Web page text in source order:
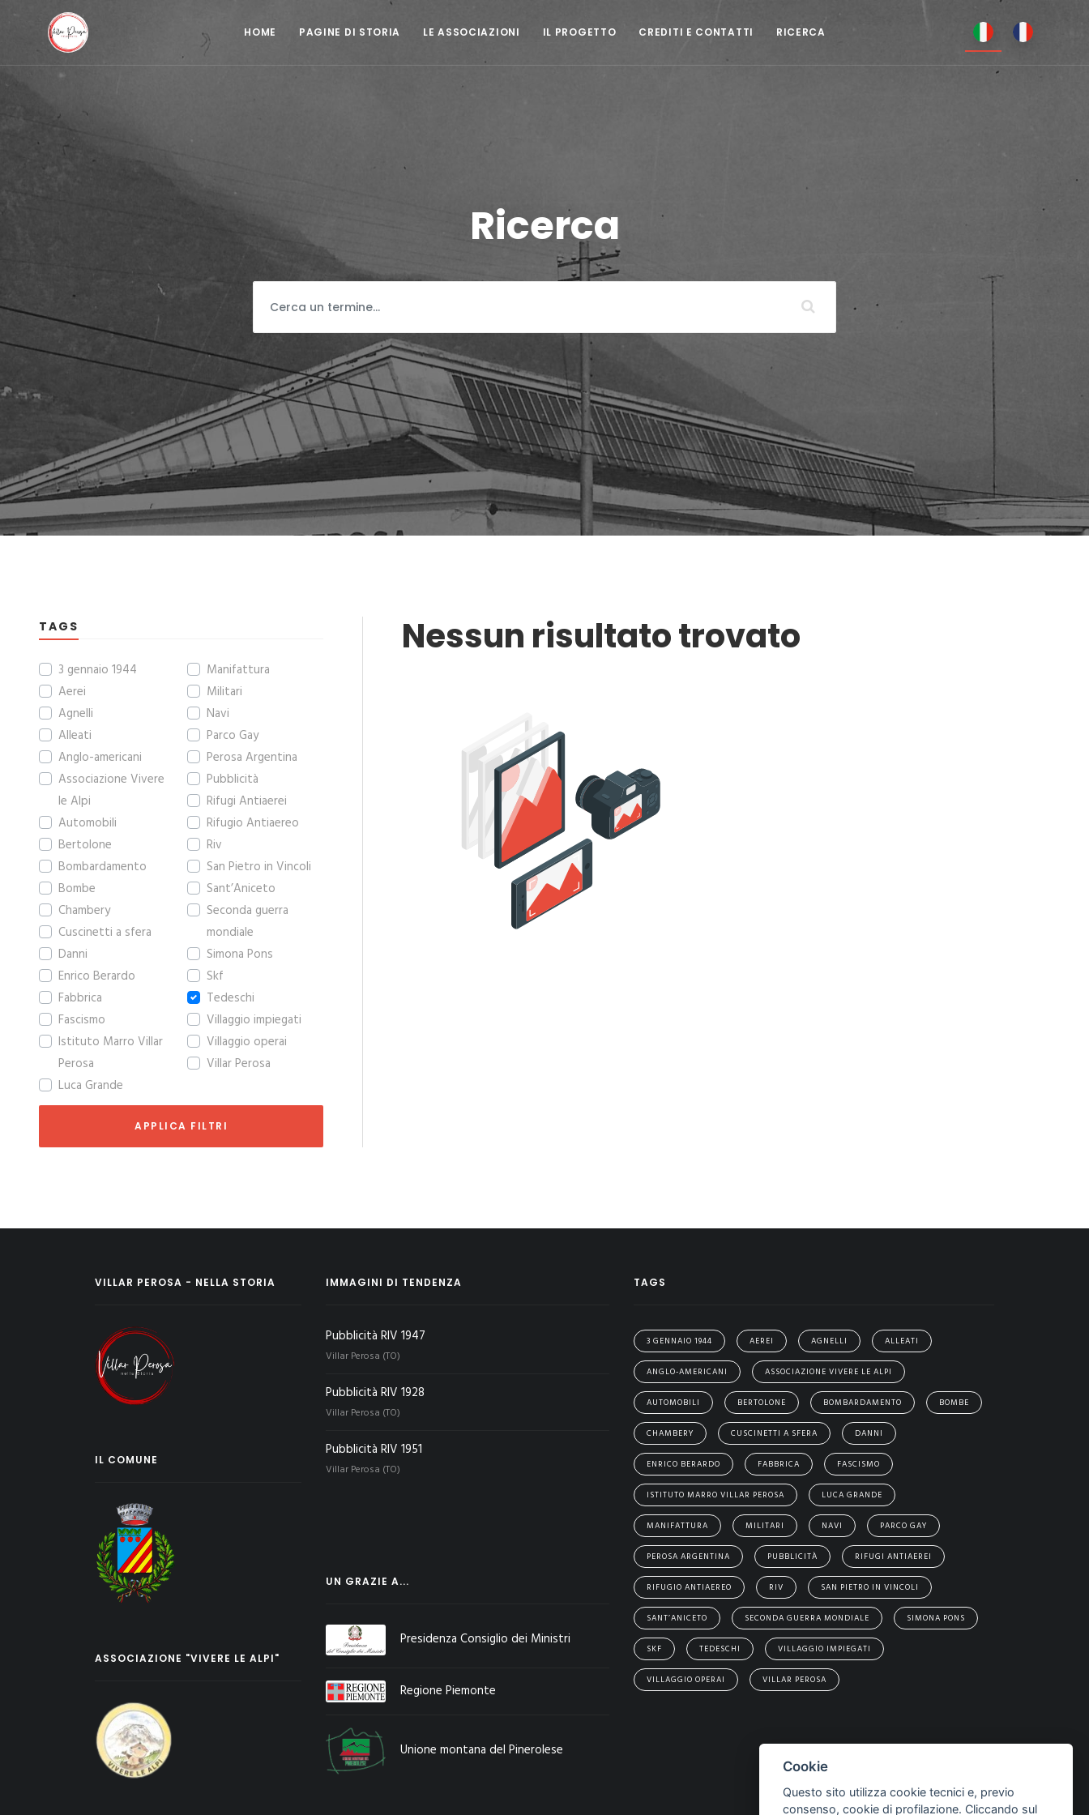
HOME PAGINE DI STORIA LE ASSOCIAZIONI IL PROGETTO CREDITI E CONTATTI RICERCA
Ricerca
TAGS
3 gennaio 1944
Aerei
Agnelli
Alleati
Anglo-americani
Associazione Vivere
le Alpi
Automobili
Bertolone
Bombardamento
Bombe
Chambery
Cuscinetti a sfera
Danni
Enrico Berardo
Fabbrica
Fascismo
Istituto Marro Villar
Perosa
Luca Grande
Manifattura
Militari
Navi
Parco Gay
Perosa Argentina
Pubblicità
Rifugi Antiaerei
Rifugio Antiaereo
Riv
San Pietro in Vincoli
Sant’Aniceto
Seconda guerra
mondiale
Simona Pons
Skf
Tedeschi
Villaggio impiegati
Villaggio operai
Villar Perosa
APPLICA FILTRI
Nessun risultato trovato
VILLAR PEROSA - NELLA STORIA
IL COMUNE
ASSOCIAZIONE "VIVERE LE ALPI"
IMMAGINI DI TENDENZA
Pubblicità RIV 1947
Villar Perosa (TO)
Pubblicità RIV 1928
Villar Perosa (TO)
Pubblicità RIV 1951
Villar Perosa (TO)
UN GRAZIE A...
Presidenza Consiglio dei Ministri
Regione Piemonte
Unione montana del Pinerolese
TAGS
3 GENNAIO 1944 AEREI AGNELLI ALLEATI
ANGLO-AMERICANI ASSOCIAZIONE VIVERE LE ALPI
AUTOMOBILI BERTOLONE BOMBARDAMENTO BOMBE
CHAMBERY CUSCINETTI A SFERA DANNI
ENRICO BERARDO FABBRICA FASCISMO
ISTITUTO MARRO VILLAR PEROSA LUCA GRANDE
MANIFATTURA MILITARI NAVI PARCO GAY
PEROSA ARGENTINA PUBBLICITÀ RIFUGI ANTIAEREI
RIFUGIO ANTIAEREO RIV SAN PIETRO IN VINCOLI
SANT’ANICETO SECONDA GUERRA MONDIALE SIMONA PONS
SKF TEDESCHI VILLAGGIO IMPIEGATI
VILLAGGIO OPERAI VILLAR PEROSA
Cookie
Questo sito utilizza cookie tecnici e, previo
consenso, cookie di profilazione. Cliccando sul